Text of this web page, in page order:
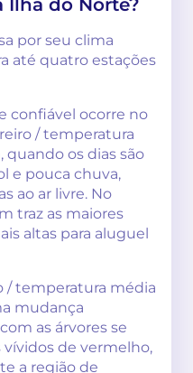
por seu clima
até quatro estações
confiável ocorre no
/ temperatura
quando os dias são
e pouca chuva,
ao ar livre. No
traz as maiores
altas para aluguel
/ temperatura média
mudança
as árvores se
de vermelho,
a região de